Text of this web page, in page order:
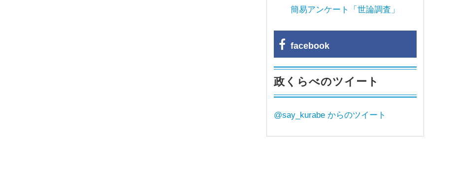
簡易アンケート「世論調査」
facebook
政くらべのツイート
@say_kurabe からのツイート